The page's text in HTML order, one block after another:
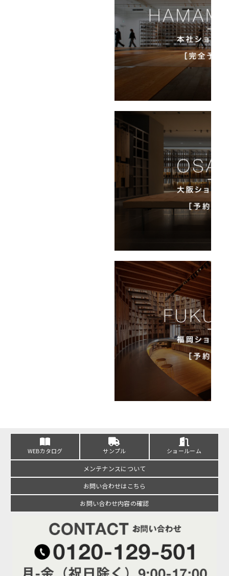
WEBカタログ サンプル ショールーム
メンテナンスについて
お問い合わせはこちら
お問い合わせ内容の確認